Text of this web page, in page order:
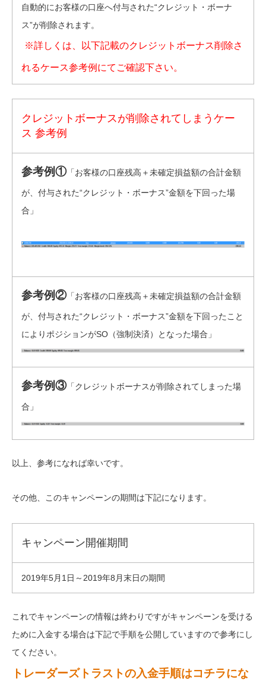
自動的にお客様の口座へ付与された“クレジット・ボーナ
ス”が削除されます。
※詳しくは、以下記載のクレジットボーナス削除さ
れるケース参考例にてご確認下さい。
クレジットボーナスが削除されてしまうケー
ス 参考例
参考例①「お客様の口座残高＋未確定損益額の合計金額
が、付与された“クレジット・ボーナス”金額を下回った場
合」
参考例②「お客様の口座残高＋未確定損益額の合計金額
が、付与された“クレジット・ボーナス”金額を下回ったこと
によりポジションがSO（強制決済）となった場合」
参考例③「クレジットボーナスが削除されてしまった場
合」
以上、参考になれば幸いです。
その他、このキャンペーンの期間は下記になります。
キャンペーン開催期間
2019年5月1日～2019年8月末日の期間
これでキャンペーンの情報は終わりですがキャンペーンを受ける
ために入金する場合は下記で手順を公開していますので参考にし
てください。
トレーダーズトラストの入金手順はコチラにな